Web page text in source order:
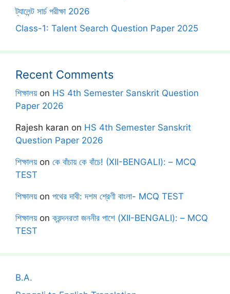
ট্যালেন্ট সার্চ পরীক্ষা 2026
Class-1: Talent Search Question Paper 2025
Recent Comments
শিক্ষালয়on HS 4th Semester Sanskrit Question
Paper 2026
Rajesh karan on HS 4th Semester Sanskrit
Question Paper 2026
শিক্ষালয়on কে বাঁচায় কে বাঁচে! (XII-BENGALI): – MCQ
TEST
শিক্ষালয়on পথের দাবী: দশম শ্রেণী বাংলা- MCQ TEST
শিক্ষালয়onক্রন্দনরতা জননীর পাশে (XII-BENGALI): – MCQ
TEST
B.A.